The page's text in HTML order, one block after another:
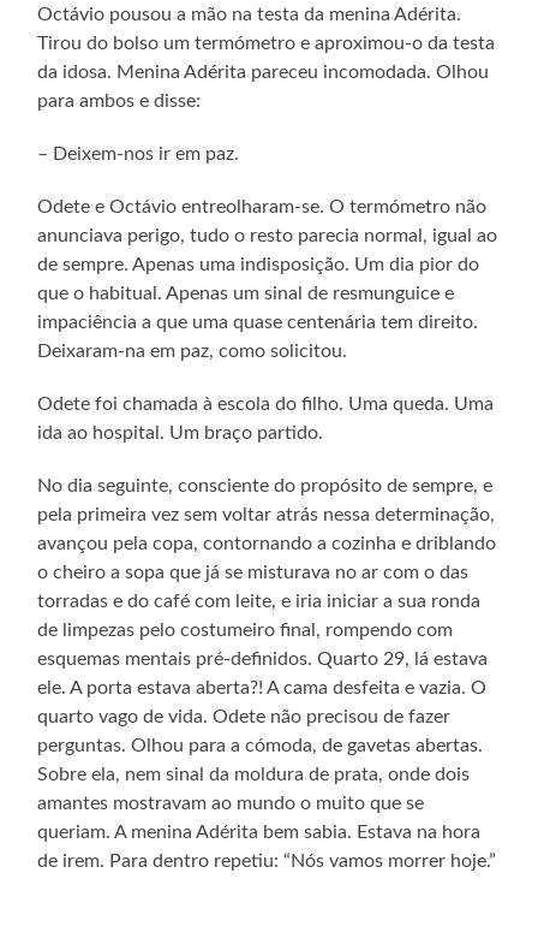
Octávio pousou a mão na testa da menina Adérita.
Tirou do bolso um termómetro e aproximou-o da testa
da idosa. Menina Adérita pareceu incomodada. Olhou
para ambos e disse:
– Deixem-nos ir em paz.
Odete e Octávio entreolharam-se. O termómetro não
anunciava perigo, tudo o resto parecia normal, igual ao
de sempre. Apenas uma indisposição. Um dia pior do
que o habitual. Apenas um sinal de resmunguice e
impaciência a que uma quase centenária tem direito.
Deixaram-na em paz, como solicitou.
Odete foi chamada à escola do filho. Uma queda. Uma
ida ao hospital. Um braço partido.
No dia seguinte, consciente do propósito de sempre, e
pela primeira vez sem voltar atrás nessa determinação,
avançou pela copa, contornando a cozinha e driblando
o cheiro a sopa que já se misturava no ar com o das
torradas e do café com leite, e iria iniciar a sua ronda
de limpezas pelo costumeiro final, rompendo com
esquemas mentais pré-definidos. Quarto 29, lá estava
ele. A porta estava aberta?! A cama desfeita e vazia. O
quarto vago de vida. Odete não precisou de fazer
perguntas. Olhou para a cómoda, de gavetas abertas.
Sobre ela, nem sinal da moldura de prata, onde dois
amantes mostravam ao mundo o muito que se
queriam. A menina Adérita bem sabia. Estava na hora
de irem. Para dentro repetiu: “Nós vamos morrer hoje.”